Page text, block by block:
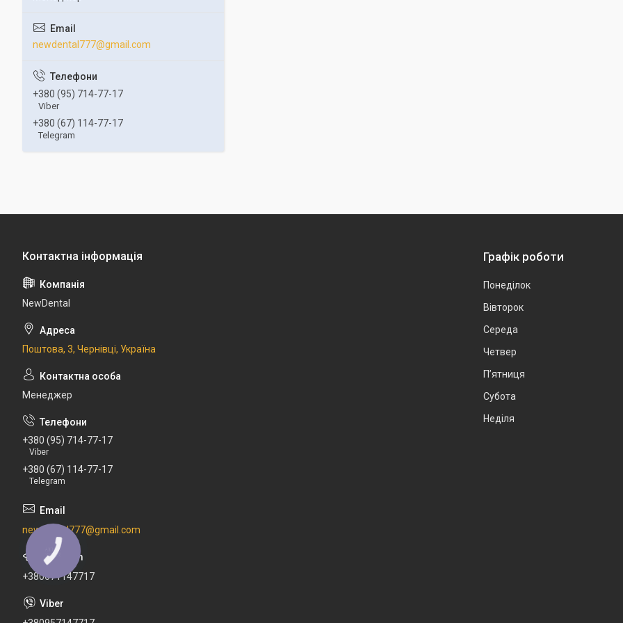
newdental777@gmail.com
+380 (95) 714-77-17
Viber
+380 (67) 114-77-17
Telegram
NewDental
Поштова, 3, Чернівці, Україна
Менеджер
+380 (95) 714-77-17
Viber
+380 (67) 114-77-17
Telegram
newdental777@gmail.com
+380671147717
Графік роботи
Понеділок
Вівторок
Середа
Четвер
Пʼятниця
Субота
Неділя
КНОПКА
ЗВ'ЯЗКУ